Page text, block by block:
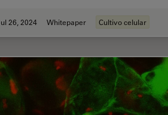
26, 2024 Whitepaper Cultivo celular